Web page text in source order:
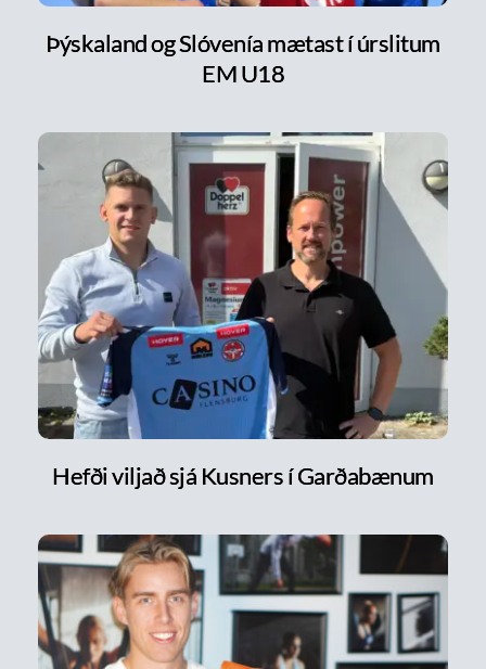
Þýskaland og Slóvenía mætast í úrslitum
EM U18
Hefði viljað sjá Kusners í Garðabænum